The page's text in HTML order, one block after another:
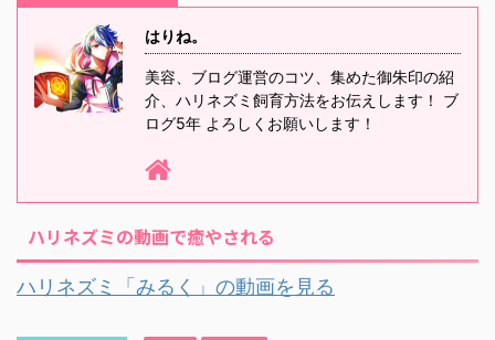
はりね。
美容、ブログ運営のコツ、集めた御朱印の紹
介、ハリネズミ飼育方法をお伝えします！ ブ
ログ5年 よろしくお願いします！
ハリネズミの動画で癒やされる
ハリネズミ「みるく」の動画を見る